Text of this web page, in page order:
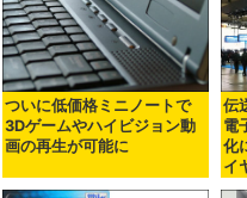
ついに低価格ミニノートで
3Dゲームやハイビジョン動
画の再生が可能に
伝
電
化
イ